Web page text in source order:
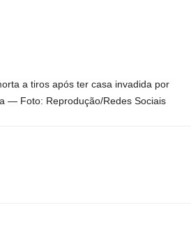
a tiros após ter casa invadida por
— Foto: Reprodução/Redes Sociais